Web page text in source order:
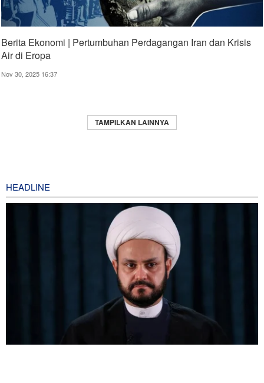
Berita Ekonomi | Pertumbuhan Perdagangan Iran dan Krisis
Air di Eropa
Nov 30, 2025 16:37
TAMPILKAN LAINNYA
HEADLINE